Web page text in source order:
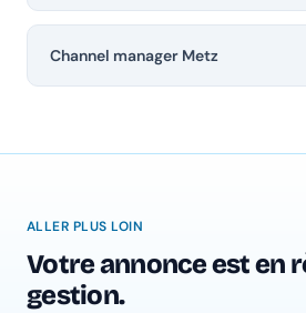
Channel manager Metz
ALLER PLUS LOIN
Votre annonce est en
gestion.